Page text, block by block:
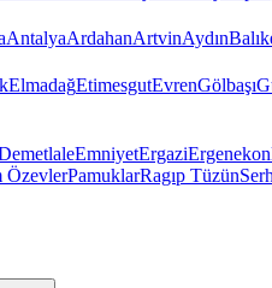
AntalyaArdahanArtvinAydın
ElmadağEtimesgutEvrenGölbaşı
EmniyetErgaziErgenekon
ÖzevlerPamuklarRagıp Tüzün